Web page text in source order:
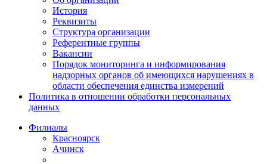
История
Реквизиты
Структура организации
Референтные группы
Вакансии
Порядок мониторинга и информирования
надзорных органов об имеющихся нарушениях в
области обеспечения единства измерений
Политика в отношении обработки персональных
данных
Филиалы
Красноярск
Ачинск